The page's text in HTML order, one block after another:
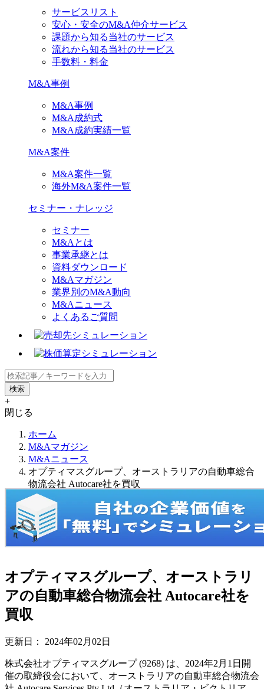
サービスリスト
安心・安全のM&A仲介サービス
課題から知る当社のサービス
流れから知る当社のサービス
手数料・料金
M&A事例
M&A事例
M&A成約式
M&A成約実績一覧
M&A案件
M&A案件一覧
海外M&A案件一覧
セミナー・ナレッジ
セミナー
M&Aとは
事業承継とは
資料ダウンロード
M&Aマガジン
業界別のM&A動向
M&Aニュース
よくあるご質問
+
閉じる
ホーム
M&Aマガジン
M&Aニュース
オプティマスグループ、オーストラリアの自動車総合
物流会社 Autocare社を買収
オプティマスグループ、オーストラリ
アの自動車総合物流会社 Autocare社を
買収
更新日： 2024年02月02日
株式会社オプティマスグループ (9268) は、2024年2月1日開
催の取締役会において、オーストラリアの自動車総合物流会